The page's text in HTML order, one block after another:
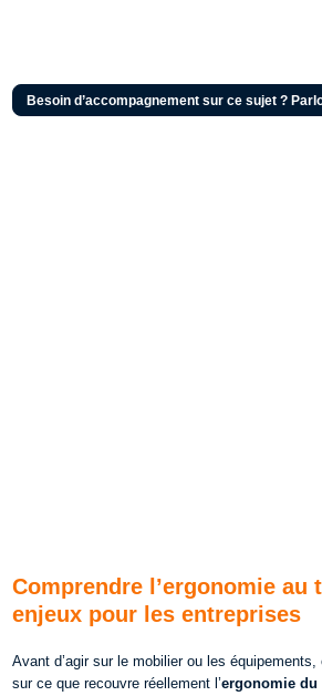
Besoin d’accompagnement sur ce sujet ?
Comprendre l’ergonomie au
enjeux pour les entreprises
Avant d’agir sur le mobilier ou les équipements,
sur ce que recouvre réellement l’ergonomie du